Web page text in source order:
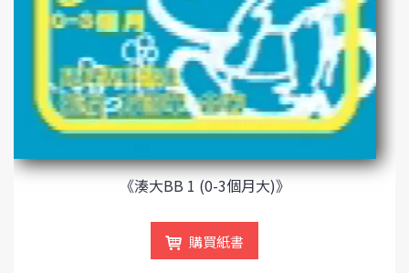
《湊大BB 1 (0-3個月大)》
購買紙書